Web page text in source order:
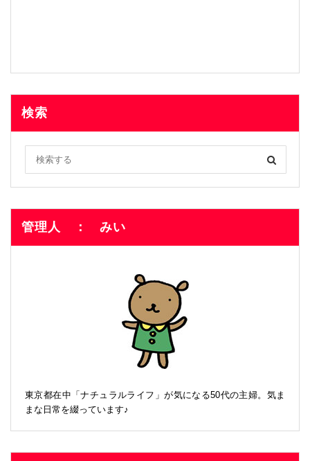
検索
管理人 ： みい
東京都在中「ナチュラルライフ」が気になる50代の主婦。気ま
まな日常を綴っています♪